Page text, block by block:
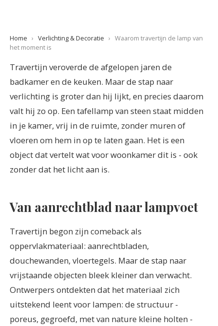
Home › Verlichting & Decoratie › Waarom travertijn de lamp van
het moment is
Travertijn veroverde de afgelopen jaren de
badkamer en de keuken. Maar de stap naar
verlichting is groter dan hij lijkt, en precies daarom
valt hij zo op. Een tafellamp van steen staat midden
in je kamer, vrij in de ruimte, zonder muren of
vloeren om hem in op te laten gaan. Het is een
object dat vertelt wat voor woonkamer dit is - ook
zonder dat het licht aan is.
Van aanrechtblad naar lampvoet
Travertijn begon zijn comeback als
oppervlakmateriaal: aanrechtbladen,
douchewanden, vloertegels. Maar de stap naar
vrijstaande objecten bleek kleiner dan verwacht.
Ontwerpers ontdekten dat het materiaal zich
uitstekend leent voor lampen: de structuur -
poreus, gegroefd, met van nature kleine holten -